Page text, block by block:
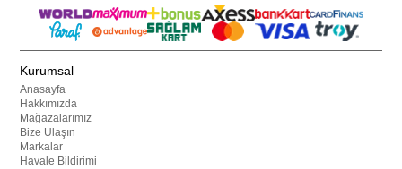
Kurumsal
Anasayfa
Hakkımızda
Mağazalarımız
Bize Ulaşın
Markalar
Havale Bildirimi